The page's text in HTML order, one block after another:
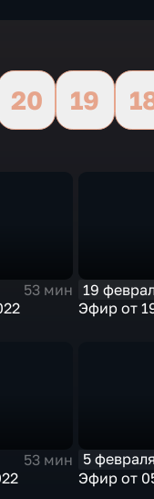
20 19
53 мин
19
Эфир от
53 мин
5 февраля
Эфир от